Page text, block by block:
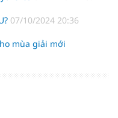
07/10/2024 20:36
mùa giải mới